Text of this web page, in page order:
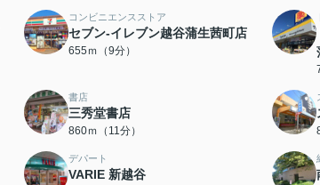
コンビニエンスストア
セブン-イレブン越谷蒲生茜町店
655ｍ（9分）
書店
三秀堂書店
860ｍ（11分）
デパート
VARIE 新越谷